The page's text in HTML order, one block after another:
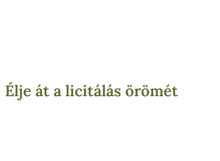
Élje át a licitálás örömét